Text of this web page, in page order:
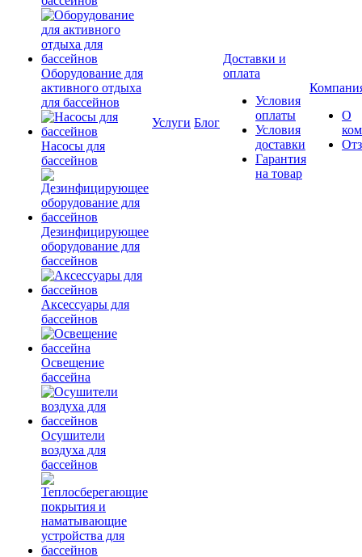
Оборудование для
активного отдыха
для бассейнов
Насосы для
бассейнов
Дезинфицирующее
оборудование для
бассейнов
Аксессуары для
бассейнов
Освещение
бассейна
Осушители
воздуха для
бассейнов
Услуги Блог
Доставки и
оплата
Условия
оплаты
Условия
доставки
Гарантия
на товар
О